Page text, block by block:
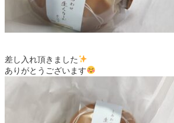
差し入れ頂きました
ありがとうございます